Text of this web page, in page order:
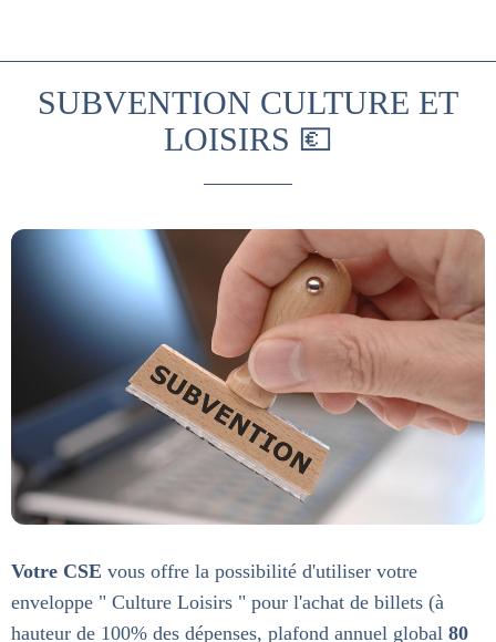
SUBVENTION CULTURE ET
LOISIRS 💶
Votre CSE vous offre la possibilité d'utiliser votre
enveloppe " Culture Loisirs " pour l'achat de billets (à
hauteur de 100% des dépenses, plafond annuel global 80